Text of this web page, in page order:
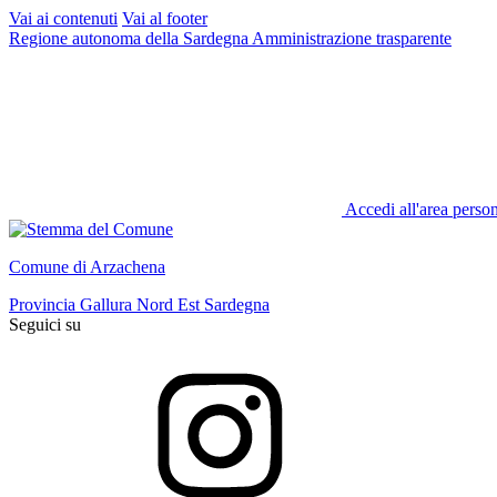
Vai ai contenuti Vai al footer
Regione autonoma della Sardegna Amministrazione trasparente
Accedi all'area
Comune di Arzachena
Provincia Gallura Nord Est Sardegna
Seguici su